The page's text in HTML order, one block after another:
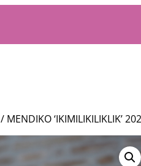
/ MENDIKO ‘IKIMILIKILIKLIK’